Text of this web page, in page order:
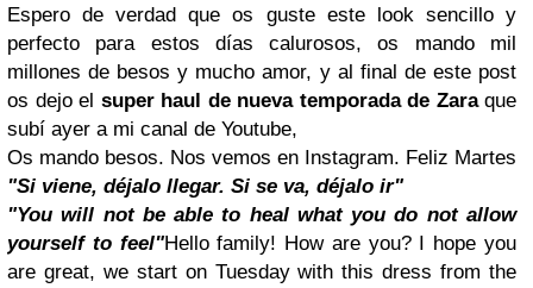
Espero de verdad que os guste este look sencillo y
perfecto para estos días calurosos, os mando mil
millones de besos y mucho amor, y al final de este post
os dejo el super haul de nueva temporada de Zaraque
subí ayer a mi canal de Youtube,
Os mando besos. Nos vemos en Instagram. Feliz Martes
"Si viene, déjalo llegar. Si se va, déjalo ir"
"You will not be able to heal what you do not allow
yourself to feel"Hello family! How are you? I hope you
are great, we start on Tuesday with this dress from the